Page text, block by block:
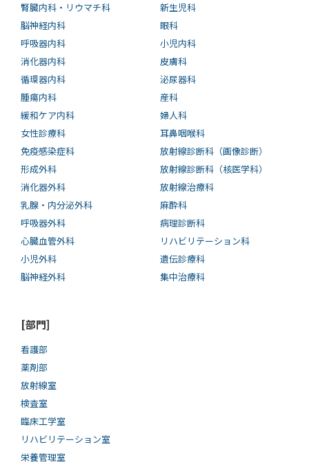
腎臓内科・リウマチ科
脳神経内科
呼吸器内科
消化器内科
循環器内科
腫瘍内科
緩和ケア内科
女性診療科
免疫感染症科
形成外科
消化器外科
乳腺・内分泌外科
呼吸器外科
心臓血管外科
小児外科
脳神経外科
新生児科
眼科
小児内科
皮膚科
泌尿器科
産科
婦人科
耳鼻咽喉科
放射線診断科（画像診断）
放射線診断科（核医学科）
放射線治療科
麻酔科
病理診断科
リハビリテーション科
遺伝診療科
集中治療科
[部門]
看護部
薬剤部
放射線室
検査室
臨床工学室
リハビリテーション室
栄養管理室